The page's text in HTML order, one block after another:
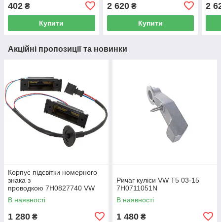
402 ₴
Купити
2 620₴
Купити
2
Акційні пропозиції та новинки
Корпус підсвітки номерного
знака з
проводкою 7H0827740 VW
Caddy III (2K) 2004-2015
/ Caddy IV (SA) 2016-
В наявності
1 280 ₴
Ричаг куліси VW T5 03-15
7H0711051N
В наявності
1 480 ₴